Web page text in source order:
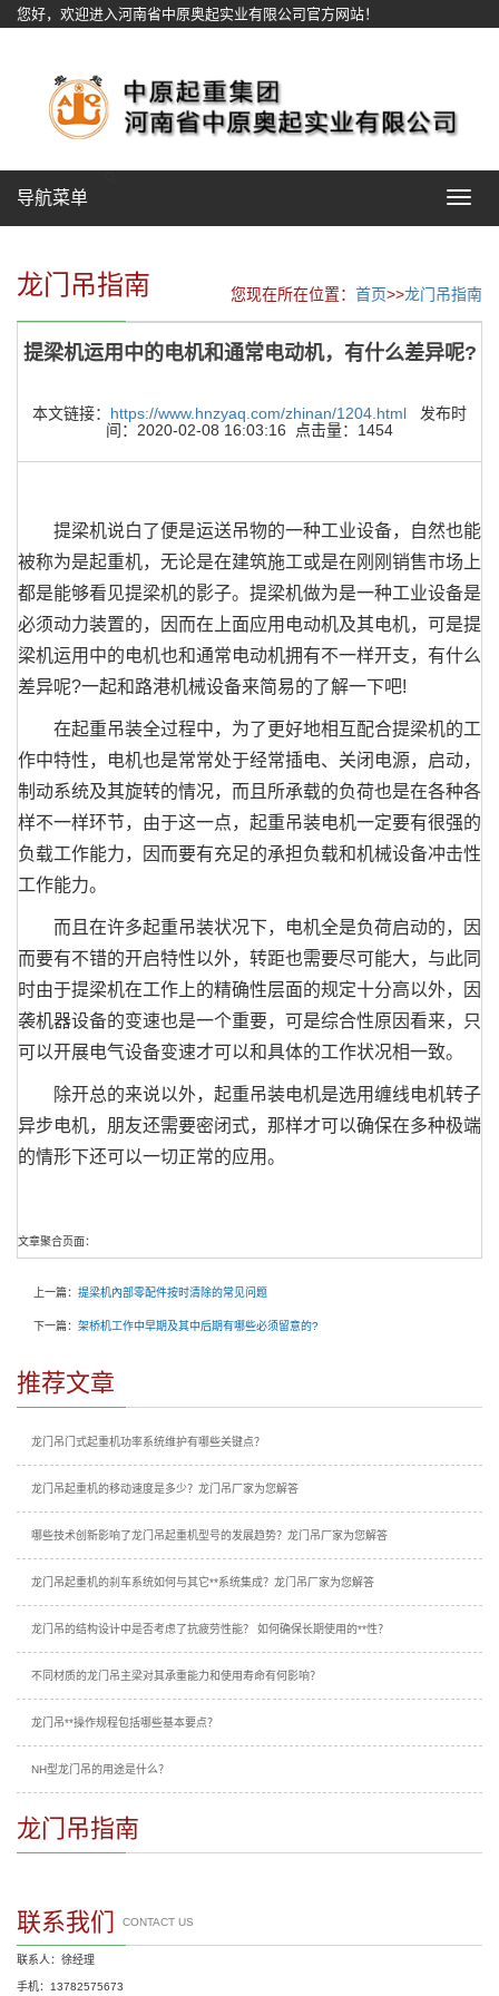
您好，欢迎进入河南省中原奥起实业有限公司官方网站！
Toggle
导航菜单
龙门吊指南 您现在所在位置： 首页>>龙门吊指南
提梁机运用中的电机和通常电动机，有什么差异呢?
本文链接： https://www.hnzyaq.com/zhinan/1204.html 发布时
间：2020-02-08 16:03:16 点击量：1454
提梁机说白了便是运送吊物的一种工业设备，自然也能
被称为是起重机，无论是在建筑施工或是在刚刚销售市场上
都是能够看见提梁机的影子。提梁机做为是一种工业设备是
必须动力装置的，因而在上面应用电动机及其电机，可是提
梁机运用中的电机也和通常电动机拥有不一样开支，有什么
差异呢?一起和路港机械设备来简易的了解一下吧!
在起重吊装全过程中，为了更好地相互配合提梁机的工
作中特性，电机也是常常处于经常插电、关闭电源，启动，
制动系统及其旋转的情况，而且所承载的负荷也是在各种各
样不一样环节，由于这一点，起重吊装电机一定要有很强的
负载工作能力，因而要有充足的承担负载和机械设备冲击性
工作能力。
而且在许多起重吊装状况下，电机全是负荷启动的，因
而要有不错的开启特性以外，转距也需要尽可能大，与此同
时由于提梁机在工作上的精确性层面的规定十分高以外，因
袭机器设备的变速也是一个重要，可是综合性原因看来，只
可以开展电气设备变速才可以和具体的工作状况相一致。
除开总的来说以外，起重吊装电机是选用缠线电机转子
异步电机，朋友还需要密闭式，那样才可以确保在多种极端
的情形下还可以一切正常的应用。
文章聚合页面：
上一篇： 提梁机內部零配件按时清除的常见问题
下一篇： 架桥机工作中早期及其中后期有哪些必须留意的?
推荐文章
龙门吊门式起重机功率系统维护有哪些关键点？
龙门吊起重机的移动速度是多少？龙门吊厂家为您解答
哪些技术创新影响了龙门吊起重机型号的发展趋势？龙门吊厂家为您解答
龙门吊起重机的刹车系统如何与其它**系统集成？龙门吊厂家为您解答
龙门吊的结构设计中是否考虑了抗疲劳性能？ 如何确保长期使用的**性？
不同材质的龙门吊主梁对其承重能力和使用寿命有何影响？
龙门吊**操作规程包括哪些基本要点？
NH型龙门吊的用途是什么？
龙门吊指南
联系我们 CONTACT US
联系人：徐经理
手机：13782575673